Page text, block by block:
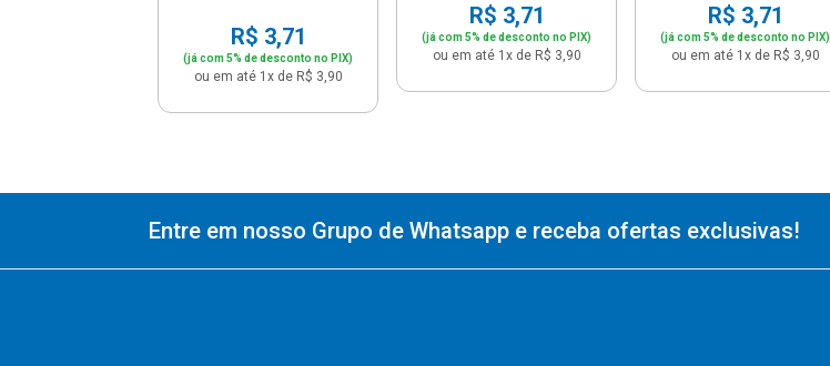
R$ 3,71
(já com 5% de desconto no PIX)
ou em até 1x de R$ 3,90
R$ 3,71
(já com 5% de desconto no PIX)
ou em até 1x de R$ 3,90
R$ 3,71
(já com 5% de desconto no PIX)
ou em até 1x de R$ 3,90
Entre em nosso Grupo de Whatsapp e receba ofertas exclusivas!